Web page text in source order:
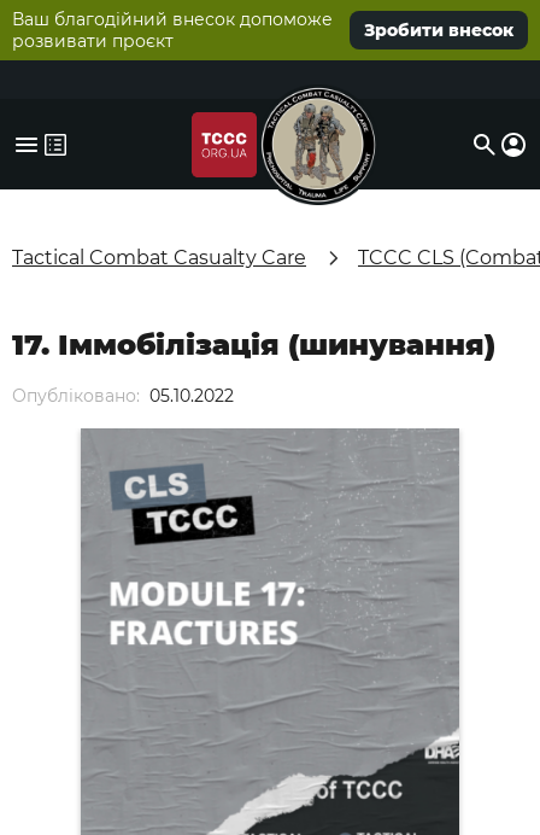
Ваш благодійний внесок допоможе
розвивати проєкт
Зробити внесок
Tactical Combat Casualty Care TCCC CLS
Опубліковано: 05.10.2022
17. Іммобілізація (шинування)